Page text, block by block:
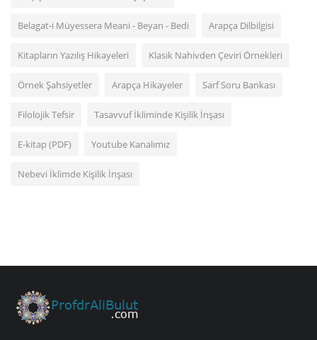
Belagat-i Müyessera Meani - Beyan - Bedi Arapça Dilbilgisi
Kitapların Yazılış Hikayeleri Klasik Nahivden Çeviri Örnekleri
Örnek Şahsiyetler Arapça Hikayeler Sarf Soru Bankası
Filolojik Tefsir Tasavvuf İkliminde Kişilik İnşası
E-kitap (PDF) Youtube Kanalımız
Nebevi İklimde Kişilik İnşası